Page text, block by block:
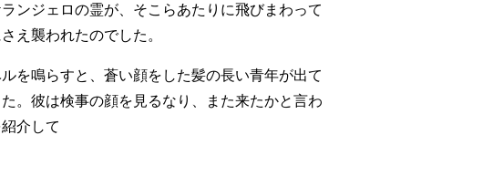
ンジェロの霊が、そこらあたりに飛びまわって
え襲われたのでした。
を鳴らすと、蒼い顔をした髪の長い青年が出て
。彼は検事の顔を見るなり、また来たかと言わ
介して